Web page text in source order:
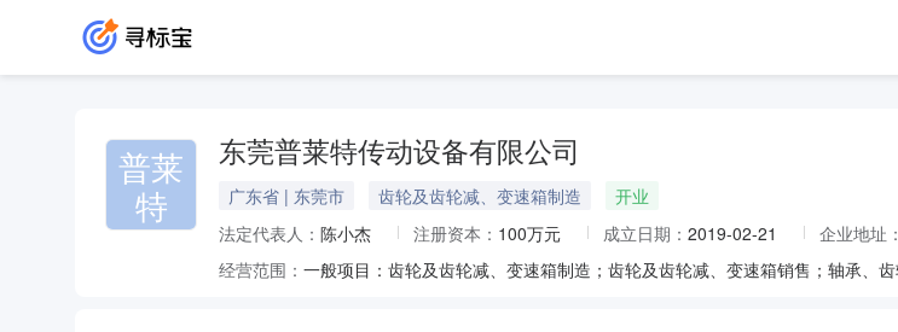
普莱
特
东莞普莱特传动设备有限公司
广东省 | 东莞市 齿轮及齿轮减、变速箱制造
开业
法定代表人： 陈小杰 注册资本： 100万元 成立日期： 2019-02-21 企业地址：
经营范围：